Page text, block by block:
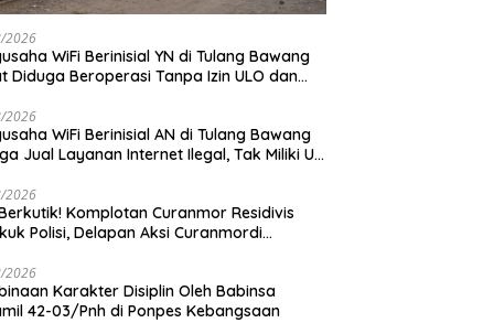
2026
WiFi Berinisial YN di Tulang Bawang
Diduga Beroperasi Tanpa Izin ULO dan
2026
WiFi Berinisial AN di Tulang Bawang
Jual Layanan Internet Ilegal, Tak Miliki Uji
2026
Komplotan Curanmor Residivis
Polisi, Delapan Aksi Curanmordi
2026
Karakter Disiplin Oleh Babinsa
42-03/Pnh di Ponpes Kebangsaan